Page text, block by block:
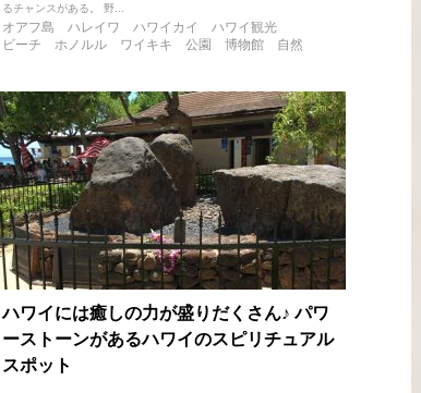
るチャンスがある。 野...
オアフ島 ハレイワ ハワイカイ
ハワイ観光
ビーチ
ホノルル ワイキキ 公園 博物館 自然
ハワイには癒しの力が盛りだくさん♪ パワ
ーストーンがあるハワイのスピリチュアル
スポット